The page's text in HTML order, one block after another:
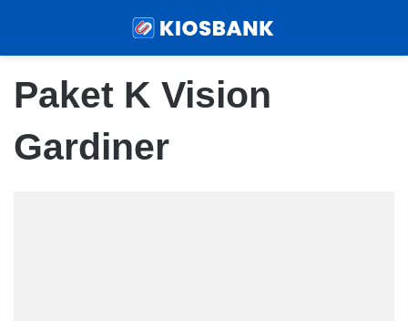
Paket K Vision
Gardiner